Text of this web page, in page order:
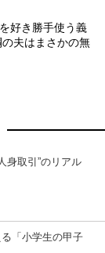
好き勝手使う義
夫はまさかの無
身取引”のリアル
「小学生の甲子